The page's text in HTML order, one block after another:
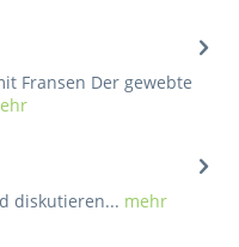
Fransen Der gewebte
diskutieren... mehr